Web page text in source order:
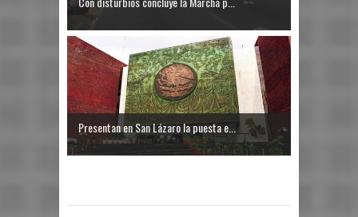
Presentan en San Lázaro la puesta e...